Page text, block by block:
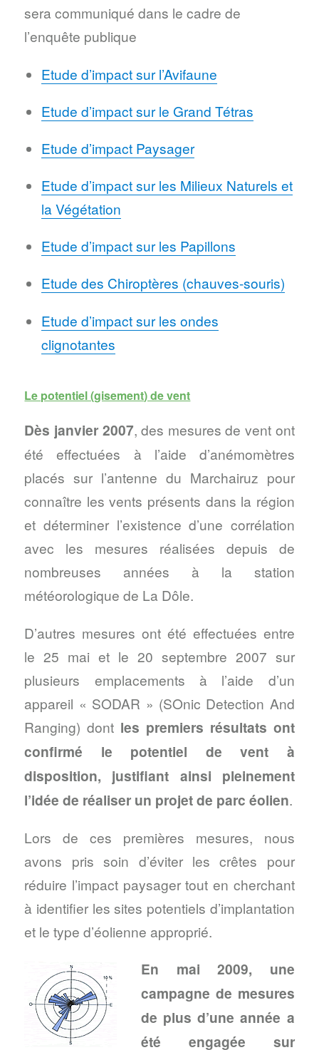
sera communiqué dans le cadre de
l’enquête publique
Etude d’impact sur l’Avifaune
Etude d’impact sur le Grand Tétras
Etude d’impact Paysager
Etude d’impact sur les Milieux Naturels et
la Végétation
Etude d’impact sur les Papillons
Etude des Chiroptères (chauves-souris)
Etude d’impact sur les ondes
clignotantes
Le potentiel (gisement) de vent
Dès janvier 2007, des mesures de vent ont
été effectuées à l’aide d’anémomètres
placés sur l’antenne du Marchairuz pour
connaître les vents présents dans la région
et déterminer l’existence d’une corrélation
avec les mesures réalisées depuis de
nombreuses années à la station
météorologique de La Dôle.
D’autres mesures ont été effectuées entre
le 25 mai et le 20 septembre 2007 sur
plusieurs emplacements à l’aide d’un
appareil « SODAR » (SOnic Detection And
Ranging) dont les premiers résultats ont
confirmé le potentiel de vent à
disposition, justifiant ainsi pleinement
l’idée de réaliser un projet de parc éolien.
Lors de ces premières mesures, nous
avons pris soin d’éviter les crêtes pour
réduire l’impact paysager tout en cherchant
à identifier les sites potentiels d’implantation
et le type d’éolienne approprié.
En mai 2009, une
campagne de mesures
de plus d’une année a
été engagée sur